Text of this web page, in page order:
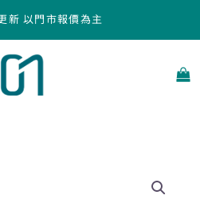
新 以門市報價為主